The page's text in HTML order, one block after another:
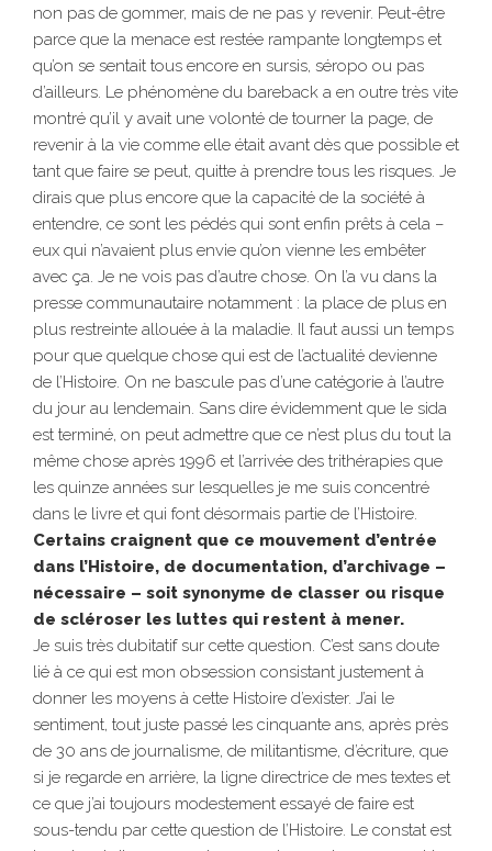
non pas de gommer, mais de ne pas y revenir. Peut-être
parce que la menace est restée rampante longtemps et
qu’on se sentait tous encore en sursis, séropo ou pas
d’ailleurs. Le phénomène du bareback a en outre très vite
montré qu’il y avait une volonté de tourner la page, de
revenir à la vie comme elle était avant dès que possible et
tant que faire se peut, quitte à prendre tous les risques. Je
dirais que plus encore que la capacité de la société à
entendre, ce sont les pédés qui sont enfin prêts à cela –
eux qui n’avaient plus envie qu’on vienne les embêter
avec ça. Je ne vois pas d’autre chose. On l’a vu dans la
presse communautaire notamment : la place de plus en
plus restreinte allouée à la maladie. Il faut aussi un temps
pour que quelque chose qui est de l’actualité devienne
de l’Histoire. On ne bascule pas d’une catégorie à l’autre
du jour au lendemain. Sans dire évidemment que le sida
est terminé, on peut admettre que ce n’est plus du tout la
même chose après 1996 et l’arrivée des trithérapies que
les quinze années sur lesquelles je me suis concentré
dans le livre et qui font désormais partie de l’Histoire.
Certains craignent que ce mouvement d’entrée
dans l’Histoire, de documentation, d’archivage –
nécessaire – soit synonyme de classer ou risque
de scléroser les luttes qui restent à mener.
Je suis très dubitatif sur cette question. C’est sans doute
lié à ce qui est mon obsession consistant justement à
donner les moyens à cette Histoire d’exister. J’ai le
sentiment, tout juste passé les cinquante ans, après près
de 30 ans de journalisme, de militantisme, d’écriture, que
si je regarde en arrière, la ligne directrice de mes textes et
ce que j’ai toujours modestement essayé de faire est
sous-tendu par cette question de l’Histoire. Le constat est